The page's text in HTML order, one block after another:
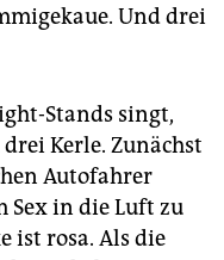
Und drei
Stands singt,
Kerle. Zunächst
Autofahrer
Sex in die Luft zu
ist rosa. Als die